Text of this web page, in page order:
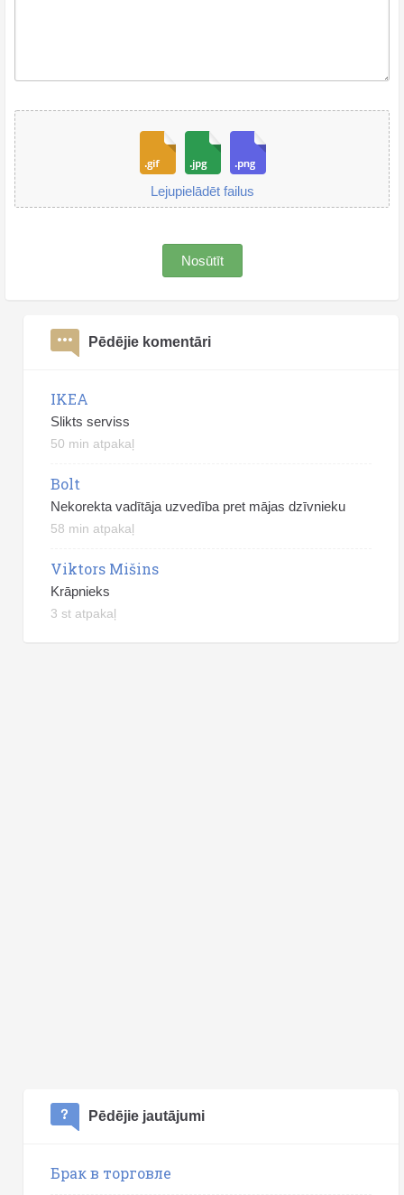
Lejupielādēt failus
Nosūtīt
Pēdējie komentāri
IKEA
Slikts serviss
50 min atpakaļ
Bolt
Nekorekta vadītāja uzvedība pret mājas dzīvnieku
58 min atpakaļ
Viktors Mišins
Krāpnieks
3 st atpakaļ
Pēdējie jautājumi
Брак в торговле